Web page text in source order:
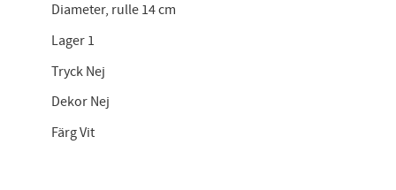
Diameter, rulle 14 cm
Lager 1
Tryck Nej
Dekor Nej
Färg Vit